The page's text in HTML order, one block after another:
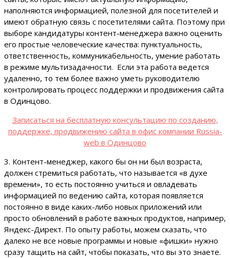
наполняются информацией, полезной для посетителей и
имеют обратную связь с посетителями сайта. Поэтому при
выборе кандидатуры контент-менеджера важно оценить
его простые человеческие качества: пунктуальность,
ответственность, коммуникабельность, умение работать
в режиме мультизадачности. Если эта работа ведется
удаленно, то тем более важно уметь руководителю
контролировать процесс поддержки и продвижения сайта
в Одинцово.
Записаться на бесплатную консультацию по созданию,
поддержке, продвижению сайта в офис компании Russia-
web в Одинцово
3. Контент-менеджер, какого бы он ни был возраста,
должен стремиться работать, что называется «в духе
времени», то есть постоянно учиться и овладевать
информацией по ведению сайта, которая появляется
постоянно в виде каких-либо новых приложений или
просто обновлений в работе важных продуктов, например,
Яндекс-Директ. По опыту работы, можем сказать, что
далеко не все новые программы и новые «фишки» нужно
сразу тащить на сайт, чтобы показать, что вы это знаете.